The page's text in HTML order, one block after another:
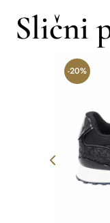
Slični
-20%